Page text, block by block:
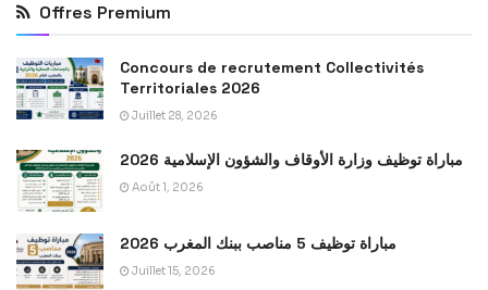
Offres Premium
Concours de recrutement Collectivités
Territoriales 2026
Juillet 28, 2026
مباراة توظيف وزارة الأوقاف والشؤون الإسلامية 2026
Août 1, 2026
مباراة توظيف 5 مناصب ببنك المغرب 2026
Juillet 15, 2026